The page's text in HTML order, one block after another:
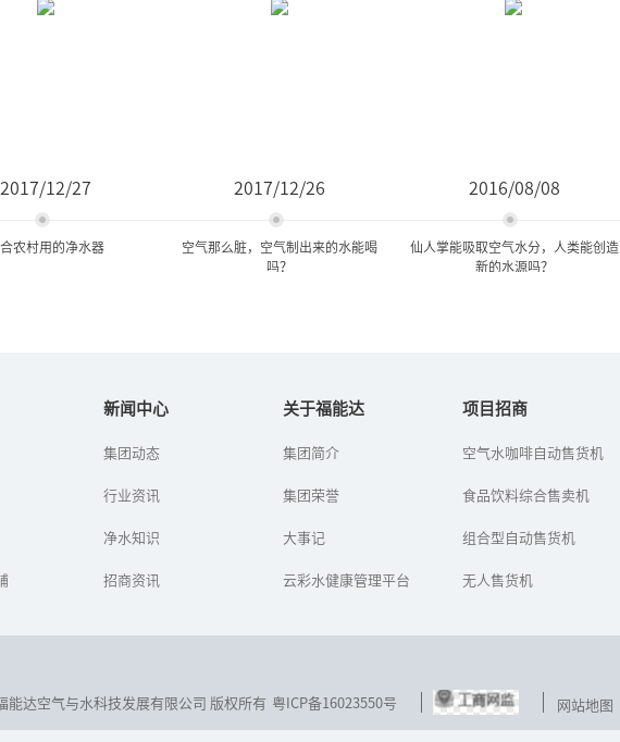
2017/12/27
农村用的净水器
么样的净水器适合
2017/12/26
空气那么脏，空气制出来的水能喝
吗？
如何从空气中取水？初次
一反应都是：“如今的空
2016/08/08
仙人掌能吸取空气水分，人类能创造
新的水源吗？
看到草帽飞跑，人们想到
鸟展翅高飞，人们发明了
然的各种生物现象，就能
新闻中心
集团动态
行业资讯
净水知识
招商资讯
关于福能达
集团简介
集团荣誉
大事记
云彩水健康管理平台
项目招商
空气水咖啡自动售货机
食品饮料综合售卖机
组合型自动售货机
无人售货机
达空气与水科技发展有限公司 版权所有 粤ICP备16023550号 网站地图